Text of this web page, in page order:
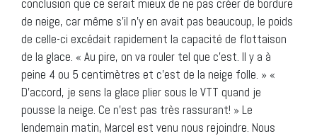
conclusion que ce serait mieux de ne pas créer de bordure
de neige, car même s’il n’y en avait pas beaucoup, le poids
de celle-ci excédait rapidement la capacité de flottaison
de la glace. « Au pire, on va rouler tel que c’est. Il y a à
peine 4 ou 5 centimètres et c’est de la neige folle. » «
D’accord, je sens la glace plier sous le VTT quand je
pousse la neige. Ce n’est pas très rassurant! » Le
lendemain matin, Marcel est venu nous rejoindre. Nous